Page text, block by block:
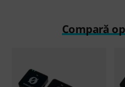
Compară